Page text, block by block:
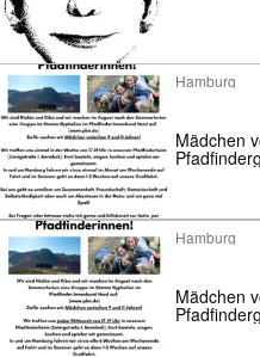
Hamburg
Mädchen
Hamburg
Mädchen